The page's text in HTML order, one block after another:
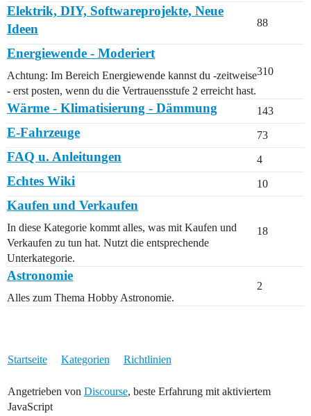
Elektrik, DIY, Softwareprojekte, Neue
Ideen
88
Energiewende - Moderiert
Achtung: Im Bereich Energiewende kannst du -zeitweise
- erst posten, wenn du die Vertrauensstufe 2 erreicht hast.
310
Wärme - Klimatisierung - Dämmung 143
E-Fahrzeuge 73
FAQ u. Anleitungen 4
Echtes Wiki 10
Kaufen und Verkaufen
In diese Kategorie kommt alles, was mit Kaufen und
Verkaufen zu tun hat. Nutzt die entsprechende
Unterkategorie.
18
Astronomie
Alles zum Thema Hobby Astronomie.
2
Startseite Kategorien Richtlinien
Angetrieben von Discourse, beste Erfahrung mit aktiviertem
JavaScript